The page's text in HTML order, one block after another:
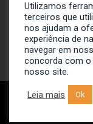
Sobre nós
Anunciar
Contato
©
Utilizamos
terceiros que
nos ajudam a
experiência de
navegar em
concorda com
nosso site.
Leia mais Ok